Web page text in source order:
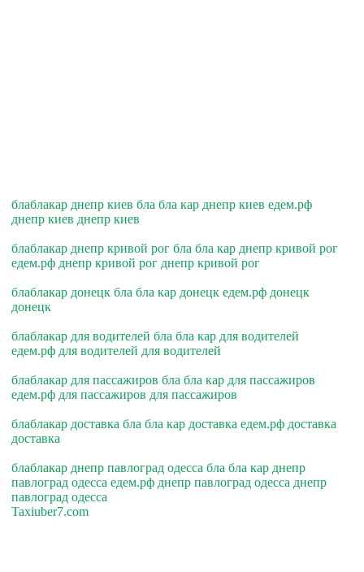
блаблакар днепр киев бла бла кар днепр киев едем.рф
днепр киев днепр киев
блаблакар днепр кривой рог бла бла кар днепр кривой рог
едем.рф днепр кривой рог днепр кривой рог
блаблакар донецк бла бла кар донецк едем.рф донецк
донецк
блаблакар для водителей бла бла кар для водителей
едем.рф для водителей для водителей
блаблакар для пассажиров бла бла кар для пассажиров
едем.рф для пассажиров для пассажиров
блаблакар доставка бла бла кар доставка едем.рф доставка
доставка
блаблакар днепр павлоград одесса бла бла кар днепр
павлоград одесса едем.рф днепр павлоград одесса днепр
павлоград одесса
Taxiuber7.com